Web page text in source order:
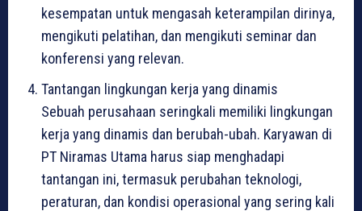
kesempatan untuk mengasah keterampilan dirinya,
mengikuti pelatihan, dan mengikuti seminar dan
konferensi yang relevan.
Tantangan lingkungan kerja yang dinamis
Sebuah perusahaan seringkali memiliki lingkungan
kerja yang dinamis dan berubah-ubah. Karyawan di
PT Niramas Utama harus siap menghadapi
tantangan ini, termasuk perubahan teknologi,
peraturan, dan kondisi operasional yang sering kali